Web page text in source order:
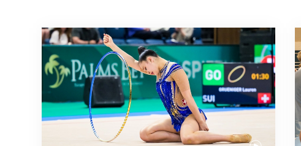
Nächster Halt: Weltmeisterschaft